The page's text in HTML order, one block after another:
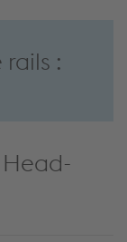
: